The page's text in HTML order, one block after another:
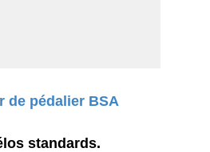
de pédalier BSA
standards.